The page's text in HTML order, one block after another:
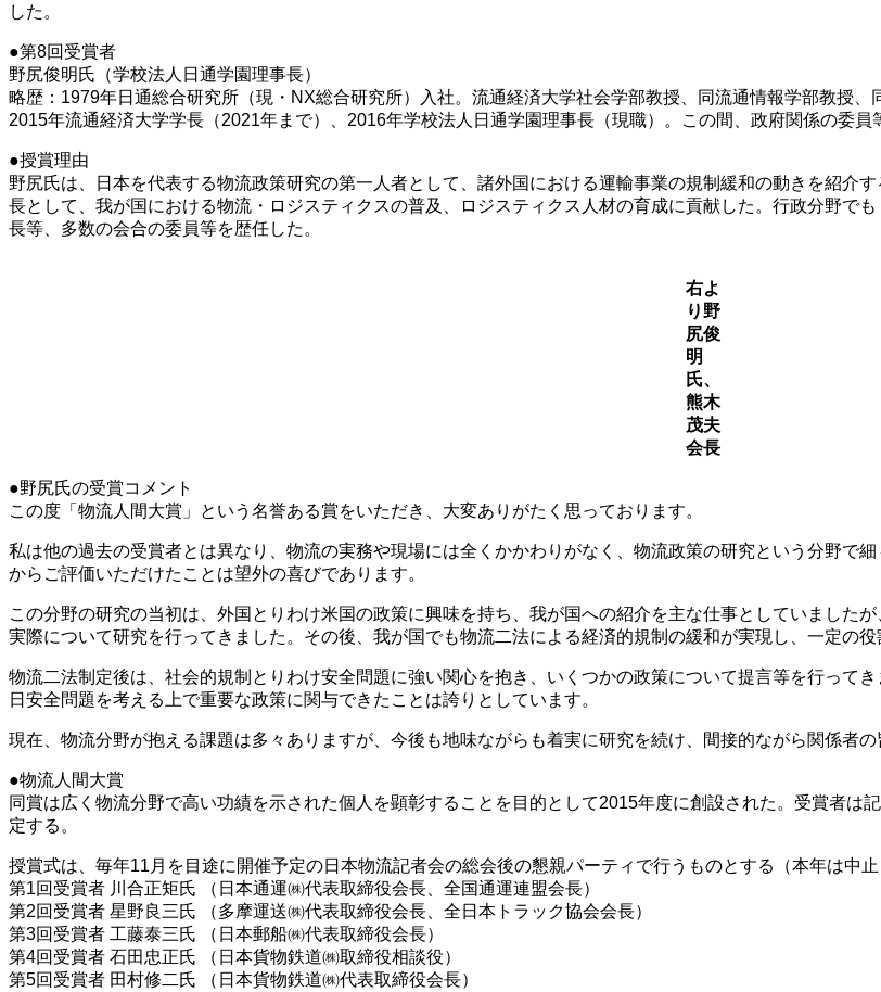
した。
●第8回受賞者
野尻俊明氏（学校法人日通学園理事長）
略歴：1979年日通総合研究所（現・NX総合研究所）入社。流通経済大学社会学部教授、同流通情報学部教授、
2015年流通経済大学学長（2021年まで）、2016年学校法人日通学園理事長（現職）。この間、政府関係の委員
●授賞理由
野尻氏は、日本を代表する物流政策研究の第一人者として、諸外国における運輸事業の規制緩和の動きを紹介
長として、我が国における物流・ロジスティクスの普及、ロジスティクス人材の育成に貢献した。行政分野で
長等、多数の会合の委員等を歴任した。
右よ
り野
尻俊
明
氏、
熊木
茂夫
会長
●野尻氏の受賞コメント
この度「物流人間大賞」という名誉ある賞をいただき、大変ありがたく思っております。
私は他の過去の受賞者とは異なり、物流の実務や現場には全くかかわりがなく、物流政策の研究という分野で
からご評価いただけたことは望外の喜びであります。
この分野の研究の当初は、外国とりわけ米国の政策に興味を持ち、我が国への紹介を主な仕事としていました
実際について研究を行ってきました。その後、我が国でも物流二法による経済的規制の緩和が実現し、一定の
物流二法制定後は、社会的規制とりわけ安全問題に強い関心を抱き、いくつかの政策について提言等を行って
日安全問題を考える上で重要な政策に関与できたことは誇りとしています。
現在、物流分野が抱える課題は多々ありますが、今後も地味ながらも着実に研究を続け、間接的ながら関係者の
●物流人間大賞
同賞は広く物流分野で高い功績を示された個人を顕彰することを目的として2015年度に創設された。受賞者は
定する。
授賞式は、毎年11月を目途に開催予定の日本物流記者会の総会後の懇親パーティで行うものとする（本年は中止
第1回受賞者 川合正矩氏 （日本通運㈱代表取締役会長、全国通運連盟会長）
第2回受賞者 星野良三氏 （多摩運送㈱代表取締役会長、全日本トラック協会会長）
第3回受賞者 工藤泰三氏 （日本郵船㈱代表取締役会長）
第4回受賞者 石田忠正氏 （日本貨物鉄道㈱取締役相談役）
第5回受賞者 田村修二氏 （日本貨物鉄道㈱代表取締役会長）